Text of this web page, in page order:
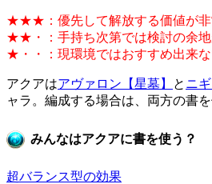
★★★：優先して解放する価値が非
★★・：手持ち次第では検討の余地
★・・：現環境ではおすすめ出来
アクアはアヴァロン【星墓】 と ニ
ャラ。編成する場合は、両方の書
みんなはアクアに書を使う？
超バランス型の効果